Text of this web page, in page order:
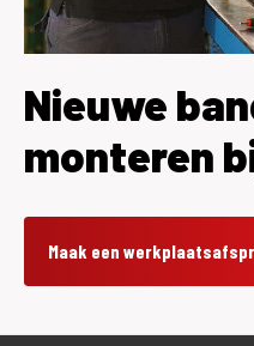
Nieuwe
monteren
Maak een